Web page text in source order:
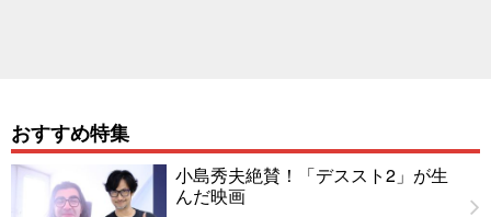
おすすめ特集
小島秀夫絶賛！「デススト2」が生
んだ映画